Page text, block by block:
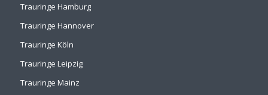
Trauringe Hamburg
Trauringe Hannover
Trauringe Köln
Trauringe Leipzig
Trauringe Mainz